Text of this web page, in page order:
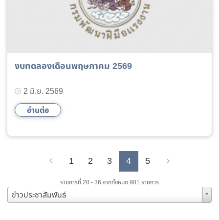
งบทดลองเดือนพฤษภาคม 2569
2 มิ.ย. 2569
อ่านต่อ
1 2 3 4 5
รายการที่ 28 - 36 จากทั้งหมด 901 รายการ
ข่าวประชาสัมพันธ์